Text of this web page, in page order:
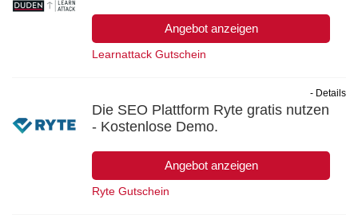
Angebot anzeigen
Learnattack Gutschein
Die SEO Plattform Ryte gratis nutzen
- Kostenlose Demo.
Angebot anzeigen
- Details
Ryte Gutschein